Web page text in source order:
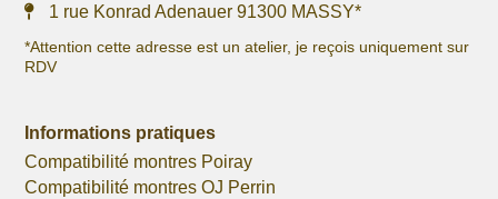
1 rue Konrad Adenauer 91300 MASSY*
*Attention cette adresse est un atelier, je reçois uniquement sur
RDV
Informations pratiques
Compatibilité montres Poiray
Compatibilité montres OJ Perrin